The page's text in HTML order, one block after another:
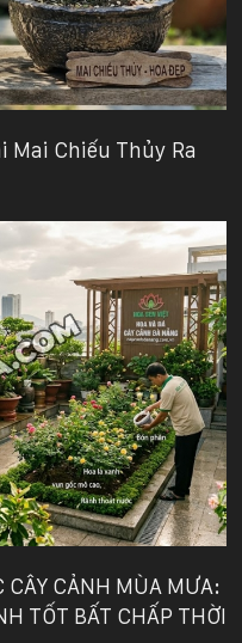
Mai Chiếu Thủy Ra
CÂY CẢNH MÙA MƯA:
TỐT BẤT CHẤP THỜI